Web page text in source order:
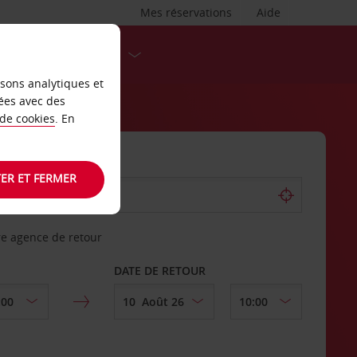
Aide
Mes réservations
agence de retour
DATE DE RETOUR
analytiques et
avec des
cookies. En
ET FERMER